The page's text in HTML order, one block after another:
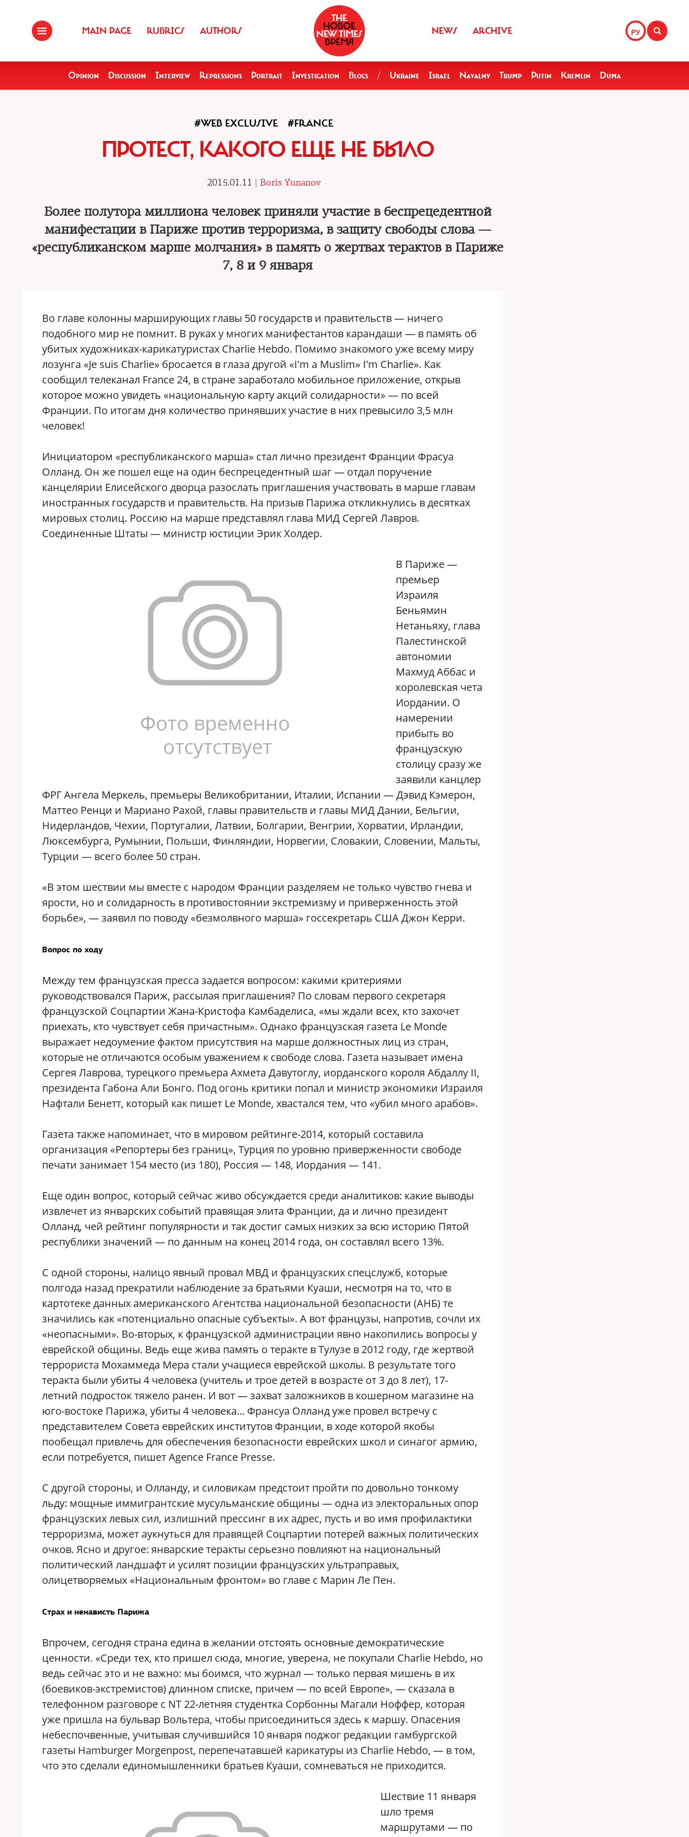
MAIN PAGE RUBRICS AUTHORS РУ
NEWS ARCHIVE
Opinion Discussion Interview Repressions Portrait Investigation Blogs / Ukraine Israel Navalny Trump Putin Kremlin Duma
#WEB EXCLUSIVE #FRANCE
ПРОТЕСТ, КАКОГО ЕЩЕ НЕ БЫЛО
2015.01.11 | Boris Yunanov
Более полутора миллиона человек приняли участие в беспрецедентной
манифестации в Париже против терроризма, в защиту свободы слова —
«республиканском марше молчания» в память о жертвах терактов в Париже
7, 8 и 9 января
Во главе колонны марширующих главы 50 государств и правительств — ничего
подобного мир не помнит. В руках у многих манифестантов карандаши — в память об
убитых художниках-карикатуристах Charlie Hebdo. Помимо знакомого уже всему миру
лозунга «Je suis Charlie» бросается в глаза другой «I'm a Muslim» I'm Charlie». Как
сообщил телеканал France 24, в стране заработало мобильное приложение, открыв
которое можно увидеть «национальную карту акций солидарности» — по всей
Франции. По итогам дня количество принявших участие в них превысило 3,5 млн
человек!
Инициатором «республиканского марша» стал лично президент Франции Фрасуа
Олланд. Он же пошел еще на один беспрецедентный шаг — отдал поручение
канцелярии Елисейского дворца разослать приглашения участвовать в марше главам
иностранных государств и правительств. На призыв Парижа откликнулись в десятках
мировых столиц. Россию на марше представлял глава МИД Сергей Лавров.
Соединенные Штаты — министр юстиции Эрик Холдер.
В Париже —
премьер
Израиля
Беньямин
Нетаньяху, глава
Палестинской
автономии
Махмуд Аббас и
королевская чета
Иордании. О
намерении
прибыть во
французскую
столицу сразу же
заявили канцлер
ФРГ Ангела Меркель, премьеры Великобритании, Италии, Испании — Дэвид Кэмерон,
Маттео Ренци и Мариано Рахой, главы правительств и главы МИД Дании, Бельгии,
Нидерландов, Чехии, Португалии, Латвии, Болгарии, Венгрии, Хорватии, Ирландии,
Люксембурга, Румынии, Польши, Финляндии, Норвегии, Словакии, Словении, Мальты,
Турции — всего более 50 стран.
«В этом шествии мы вместе с народом Франции разделяем не только чувство гнева и
ярости, но и солидарность в противостоянии экстремизму и приверженность этой
борьбе», — заявил по поводу «безмолвного марша» госсекретарь США Джон Керри.
Вопрос по ходу
Между тем французская пресса задается вопросом: какими критериями
руководствовался Париж, рассылая приглашения? По словам первого секретаря
французской Соцпартии Жана-Кристофа Камбаделиса, «мы ждали всех, кто захочет
приехать, кто чувствует себя причастным». Однако французская газета Lе Monde
выражает недоумение фактом присутствия на марше должностных лиц из стран,
которые не отличаются особым уважением к свободе слова. Газета называет имена
Сергея Лаврова, турецкого премьера Ахмета Давутоглу, иорданского короля Абдаллу II,
президента Габона Али Бонго. Под огонь критики попал и министр экономики Израиля
Нафтали Бенетт, который как пишет Le Monde, хвастался тем, что «убил много арабов».
Газета также напоминает, что в мировом рейтинге-2014, который составила
организация «Репортеры без границ», Турция по уровню приверженности свободе
печати занимает 154 место (из 180), Россия — 148, Иордания — 141.
Еще один вопрос, который сейчас живо обсуждается среди аналитиков: какие выводы
извлечет из январских событий правящая элита Франции, да и лично президент
Олланд, чей рейтинг популярности и так достиг самых низких за всю историю Пятой
республики значений — по данным на конец 2014 года, он составлял всего 13%.
С одной стороны, налицо явный провал МВД и французских спецслужб, которые
полгода назад прекратили наблюдение за братьями Куаши, несмотря на то, что в
картотеке данных американского Агентства национальной безопасности (АНБ) те
значились как «потенциально опасные субъекты». А вот французы, напротив, сочли их
«неопасными». Во-вторых, к французской администрации явно накопились вопросы у
еврейской общины. Ведь еще жива память о теракте в Тулузе в 2012 году, где жертвой
террориста Мохаммеда Мера стали учащиеся еврейской школы. В результате того
теракта были убиты 4 человека (учитель и трое детей в возрасте от 3 до 8 лет), 17-
летний подросток тяжело ранен. И вот — захват заложников в кошерном магазине на
юго-востоке Парижа, убиты 4 человека... Франсуа Олланд уже провел встречу с
представителем Совета еврейских институтов Франции, в ходе которой якобы
пообещал привлечь для обеспечения безопасности еврейских школ и синагог армию,
если потребуется, пишет Agence France Pressе.
С другой стороны, и Олланду, и силовикам предстоит пройти по довольно тонкому
льду: мощные иммигрантские мусульманские общины — одна из электоральных опор
французских левых сил, излишний прессинг в их адрес, пусть и во имя профилактики
терроризма, может аукнуться для правящей Соцпартии потерей важных политических
очков. Ясно и другое: январские теракты серьезно повлияют на национальный
политический ландшафт и усилят позиции французских ультраправых,
олицетворяемых «Национальным фронтом» во главе с Марин Ле Пен.
Страх и ненависть Парижа
Впрочем, сегодня страна едина в желании отстоять основные демократические
ценности. «Среди тех, кто пришел сюда, многие, уверена, не покупали Charlie Hebdo, но
ведь сейчас это и не важно: мы боимся, что журнал — только первая мишень в их
(боевиков-экстремистов) длинном списке, причем — по всей Европе», — сказала в
телефонном разговоре с NT 22-летняя студентка Сорбонны Магали Ноффер, которая
уже пришла на бульвар Вольтера, чтобы присоединиться здесь к маршу. Опасения
небеспочвенные, учитывая случившийся 10 января поджог редакции гамбургской
газеты Hamburger Morgenpost, перепечатавшей карикатуры из Chаrlie Hebdo, — в том,
что это сделали единомышленники братьев Куаши, сомневаться не приходится.
Шествие 11 января
шло тремя
маршрутами — по